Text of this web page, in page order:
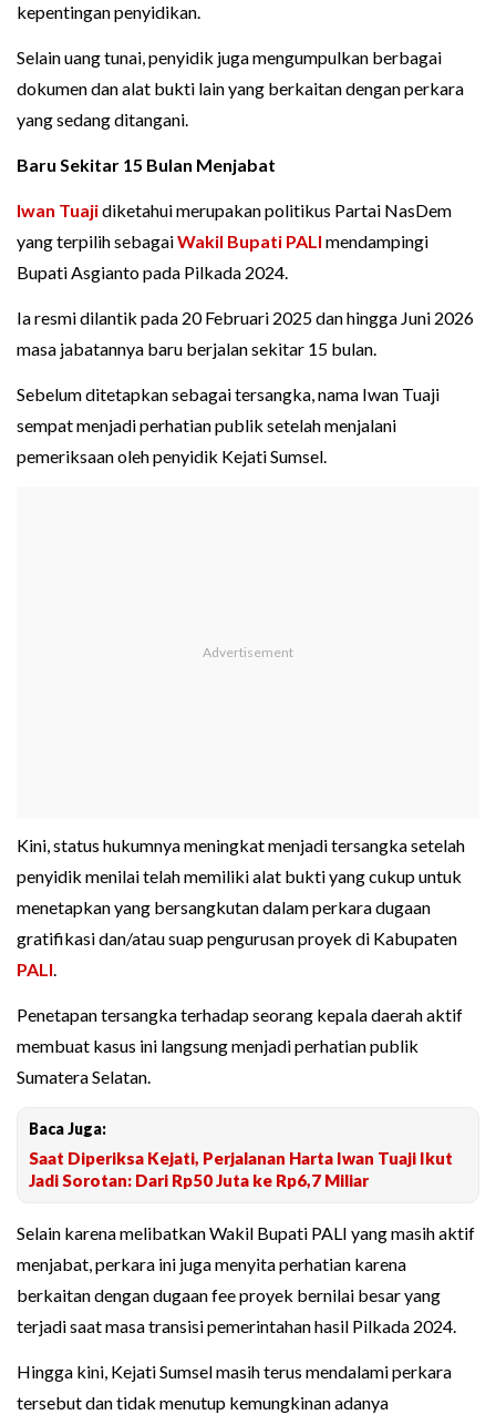
kepentingan penyidikan.
Selain uang tunai, penyidik juga mengumpulkan berbagai
dokumen dan alat bukti lain yang berkaitan dengan perkara
yang sedang ditangani.
Baru Sekitar 15 Bulan Menjabat
Iwan Tuajidiketahui merupakan politikus Partai NasDem
yang terpilih sebagaiWakil Bupati PALI mendampingi
Bupati Asgianto pada Pilkada 2024.
Ia resmi dilantik pada 20 Februari 2025 dan hingga Juni 2026
masa jabatannya baru berjalan sekitar 15 bulan.
Sebelum ditetapkan sebagai tersangka, nama Iwan Tuaji
sempat menjadi perhatian publik setelah menjalani
pemeriksaan oleh penyidik Kejati Sumsel.
Kini, status hukumnya meningkat menjadi tersangka setelah
penyidik menilai telah memiliki alat bukti yang cukup untuk
menetapkan yang bersangkutan dalam perkara dugaan
gratifikasi dan/atau suap pengurusan proyek di Kabupaten
PALI.
Penetapan tersangka terhadap seorang kepala daerah aktif
membuat kasus ini langsung menjadi perhatian publik
Sumatera Selatan.
Baca Juga:
Saat Diperiksa Kejati, Perjalanan Harta Iwan Tuaji Ikut
Jadi Sorotan: Dari Rp50 Juta ke Rp6,7 Miliar
Selain karena melibatkan Wakil Bupati PALI yang masih aktif
menjabat, perkara ini juga menyita perhatian karena
berkaitan dengan dugaan fee proyek bernilai besar yang
terjadi saat masa transisi pemerintahan hasil Pilkada 2024.
Hingga kini, Kejati Sumsel masih terus mendalami perkara
tersebut dan tidak menutup kemungkinan adanya